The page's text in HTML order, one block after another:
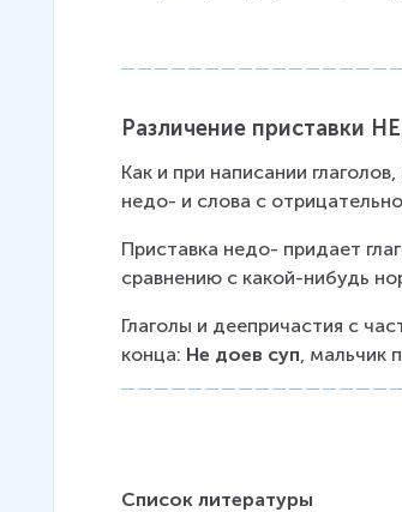
Различение приставки
Как и при написании
недо- и слова с
Приставка недо- придает
сравнению с какой-нибудь
Глаголы и деепричастия с
конца: Не доев суп, мальчик
Список литературы